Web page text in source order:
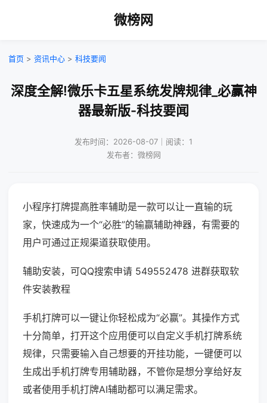
微榜网
首页 > 资讯中心 > 科技要闻
深度全解!微乐卡五星系统发牌规律_必赢神
器最新版-科技要闻
发布时间：2026-08-07｜阅读：1
发布者：微榜网
小程序打牌提高胜率辅助是一款可以让一直输的玩
家，快速成为一个“必胜”的输赢辅助神器，有需要的
用户可通过正规渠道获取使用。
辅助安装，可QQ搜索申请 549552478 进群获取软
件安装教程
手机打牌可以一键让你轻松成为“必赢”。其操作方式
十分简单，打开这个应用便可以自定义手机打牌系统
规律，只需要输入自己想要的开挂功能，一键便可以
生成出手机打牌专用辅助器，不管你是想分享给好友
或者使用手机打牌AI辅助都可以满足需求。